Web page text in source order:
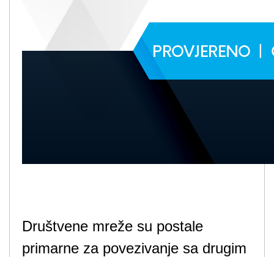
Društvene mreže su postale
primarne za povezivanje sa drugim